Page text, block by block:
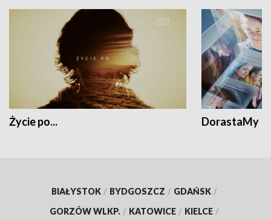
Życie po... DorastaMy
BIAŁYSTOK / BYDGOSZCZ / GDAŃSK /
GORZÓW WLKP. / KATOWICE / KIELCE /